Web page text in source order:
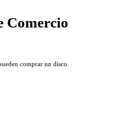
Comercio
comprar un disco.